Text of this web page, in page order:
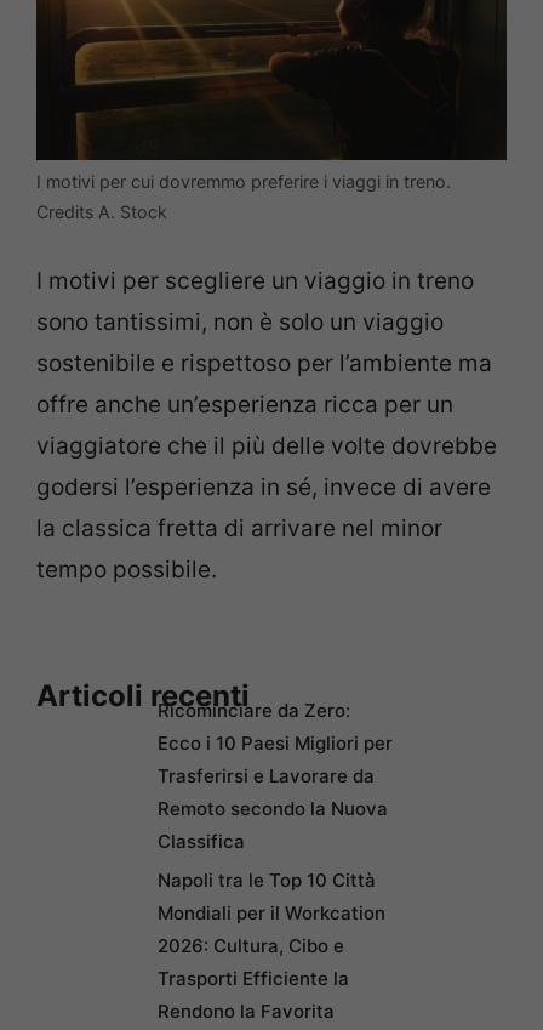
I motivi per cui dovremmo preferire i viaggi in treno.
Credits A. Stock
I motivi per scegliere un viaggio in treno
sono tantissimi, non è solo un viaggio
sostenibile e rispettoso per l’ambiente ma
offre anche un’esperienza ricca per un
viaggiatore che il più delle volte dovrebbe
godersi l’esperienza in sé, invece di avere
la classica fretta di arrivare nel minor
tempo possibile.
Articoli recentiRicominciare da Zero:
Ecco i 10 Paesi Migliori per
Trasferirsi e Lavorare da
Remoto secondo la Nuova
Classifica
Napoli tra le Top 10 Città
Mondiali per il Workcation
2026: Cultura, Cibo e
Trasporti Efficiente la
Rendono la Favorita